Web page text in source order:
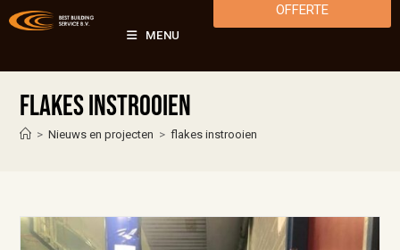
MENU
OFFERTE
flakes instrooien
> Nieuws en projecten > flakes instrooien